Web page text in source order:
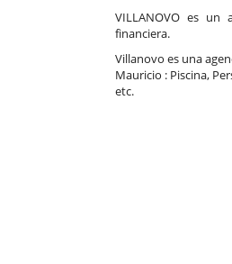
VILLANOVO es un
financiera.
Villanovo es una
Mauricio : Piscina,
etc.